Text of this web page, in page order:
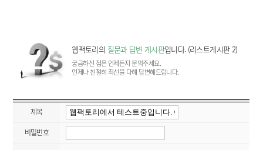
웹팩토리의 질문과 답변 게시판입니다. (리스트게시판 2)
궁금하신 점은 언제든지 문의주세요.
언제나 친절히 최선을 다해 답변해드립니다.
제목
비밀번호